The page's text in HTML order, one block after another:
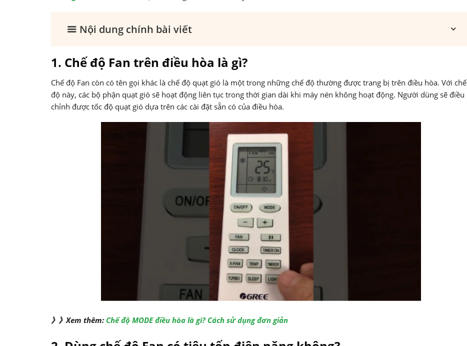
Nội dung chính bài viết
1. Chế độ Fan trên điều hòa là gì?
Chế độ Fan còn có tên gọi khác là chế độ quạt gió là một trong những chế độ thường được trang bị trên điều hòa. Với chế
độ này, các bộ phận quạt gió sẽ hoạt động liên tục trong thời gian dài khi máy nén không hoạt động. Người dùng sẽ điều
chỉnh được tốc độ quạt gió dựa trên các cài đặt sẵn có của điều hòa.
》》Xem thêm: Chế độ MODE điều hòa là gì? Cách sử dụng đơn giản